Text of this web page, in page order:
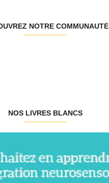
NOTRE COMMUNAUTÉ
NOS LIVRES BLANCS